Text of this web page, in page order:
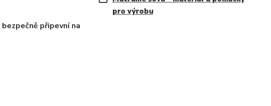
bezpečně připevní na
pro výrobu